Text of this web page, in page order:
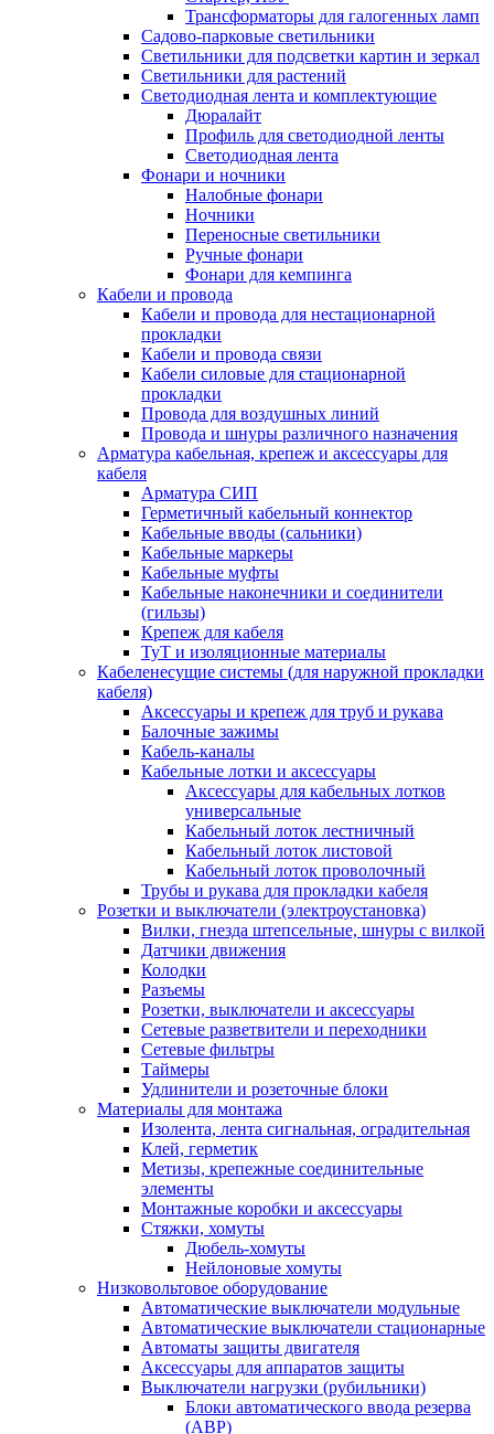
Трансформаторы для галогенных ламп
Садово-парковые светильники
Светильники для подсветки картин и зеркал
Светильники для растений
Светодиодная лента и комплектующие
Дюралайт
Профиль для светодиодной ленты
Светодиодная лента
Фонари и ночники
Налобные фонари
Ночники
Переносные светильники
Ручные фонари
Фонари для кемпинга
Кабели и провода
Кабели и провода для нестационарной
прокладки
Кабели и провода связи
Кабели силовые для стационарной
прокладки
Провода для воздушных линий
Провода и шнуры различного назначения
Арматура кабельная, крепеж и аксессуары для
кабеля
Арматура СИП
Герметичный кабельный коннектор
Кабельные вводы (сальники)
Кабельные маркеры
Кабельные муфты
Кабельные наконечники и соединители
(гильзы)
Крепеж для кабеля
ТуТ и изоляционные материалы
Кабеленесущие системы (для наружной прокладки
кабеля)
Аксессуары и крепеж для труб и рукава
Балочные зажимы
Кабель-каналы
Кабельные лотки и аксессуары
Аксессуары для кабельных лотков
универсальные
Кабельный лоток лестничный
Кабельный лоток листовой
Кабельный лоток проволочный
Трубы и рукава для прокладки кабеля
Розетки и выключатели (электроустановка)
Вилки, гнезда штепсельные, шнуры с вилкой
Датчики движения
Колодки
Разъемы
Розетки, выключатели и аксессуары
Сетевые разветвители и переходники
Сетевые фильтры
Таймеры
Удлинители и розеточные блоки
Материалы для монтажа
Изолента, лента сигнальная, оградительная
Клей, герметик
Метизы, крепежные соединительные
элементы
Монтажные коробки и аксессуары
Стяжки, хомуты
Дюбель-хомуты
Нейлоновые хомуты
Низковольтовое оборудование
Автоматические выключатели модульные
Автоматические выключатели стационарные
Автоматы защиты двигателя
Аксессуары для аппаратов защиты
Выключатели нагрузки (рубильники)
Блоки автоматического ввода резерва
(АВР)